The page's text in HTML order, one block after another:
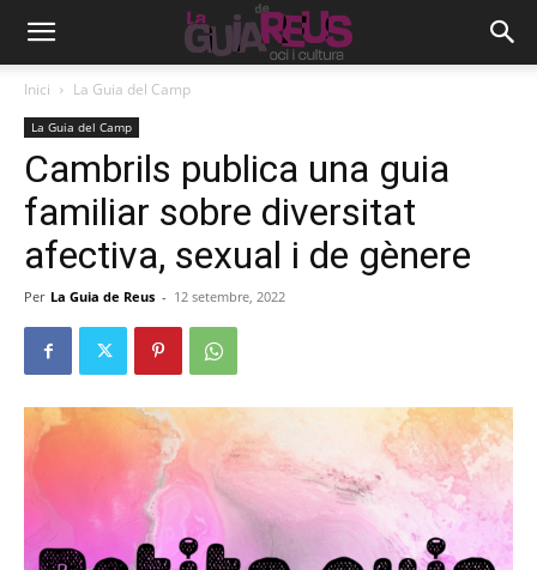
Inici La Guia del Camp
La Guia del Camp
Cambrils publica una guia
familiar sobre diversitat
afectiva, sexual i de gènere
Per La Guia de Reus - 12 setembre, 2022